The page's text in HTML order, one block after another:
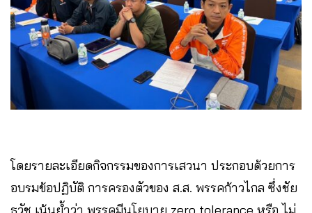
โดยรายละเอียดกิจกรรมของการเสวนา ประกอบด้วยการ
อบรมข้อปฏิบัติ การครองตัวของ ส.ส. พรรคก้าวไกล ซึ่งชัย